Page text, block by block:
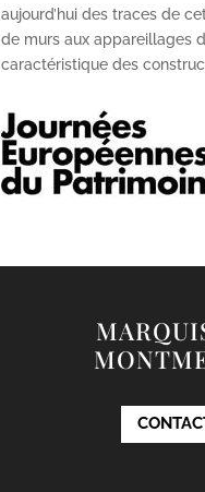
aujourd’hui des traces de
de murs aux appareillages
caractéristique des